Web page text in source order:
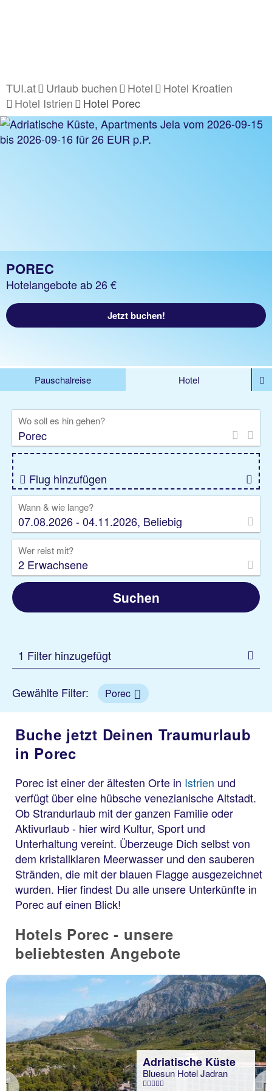
TUI.at Urlaub buchen Hotel
Hotel Kroatien
Hotel Istrien
Hotel Porec
POREC
Hotelangebote ab 26 €
Jetzt buchen!
Pauschalreise
Hotel
Rundreise
Kreuzfahrt
Gruppenreise
Camper Privattransfer
Wo soll es hin gehen?
Flug hinzufügen
Wann & wie lange?
07.08.2026 - 04.11.2026, Beliebig
Wer reist mit?
2 Erwachsene
Suchen
1 Filter hinzugefügt
Gewählte Filter: Porec
Buche jetzt Deinen Traumurlaub
in Porec
Porec ist einer der ältesten Orte in Istrien und
verfügt über eine hübsche venezianische Altstadt.
Ob Strandurlaub mit der ganzen Familie oder
Aktivurlaub - hier wird Kultur, Sport und
Unterhaltung vereint. Überzeuge Dich selbst von
dem kristallklaren Meerwasser und den sauberen
Stränden, die mit der blauen Flagge ausgezeichnet
wurden. Hier findest Du alle unsere Unterkünfte in
Porec auf einen Blick!
Hotels Porec - unsere
beliebtesten Angebote
Adriatische Küste
Bluesun Hotel Jadran